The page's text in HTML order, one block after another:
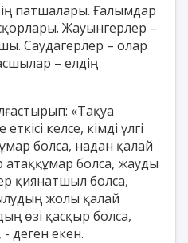
патшалары. Ғалымдар
Жауынгерлер –
Саудагерлер – олар
– елдің
«Тақуа
келсе, кімді үлгі
болса, надан қалай
болса, жауды
қиянатшыл болса,
жолы қалай
өзі қасқыр болса,
деген екен.